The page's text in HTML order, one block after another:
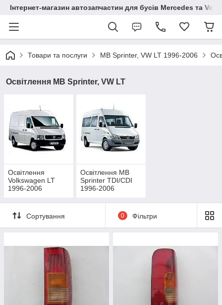
Інтернет-магазин автозапчастин для бусів Mercedes та
Товари та послуги MB Sprinter, VW LT 1996-2006
Освітлення MB Sprinter, VW LT
Освітлення
Volkswagen LT
1996-2006
Освітлення MB
Sprinter TDI/CDI
1996-2006
Сортування 0 Фільтри